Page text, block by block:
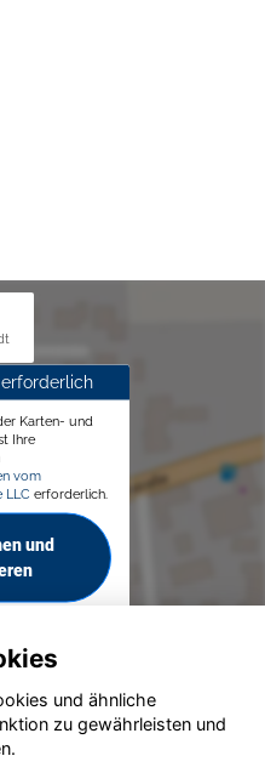
Karten- und
Ihre
vom
LLC erforderlich.
und
2020 - 2026
und ähnliche
zu gewährleisten und